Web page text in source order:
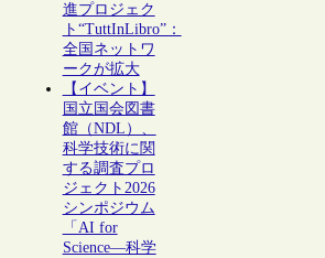
進プロジェク
ト“TuttInLibro”：
全国ネットワ
ークが拡大
【イベント】
国立国会図書
館（NDL）、
科学技術に関
する調査プロ
ジェクト2026
シンポジウム
「AI for
Science―科学